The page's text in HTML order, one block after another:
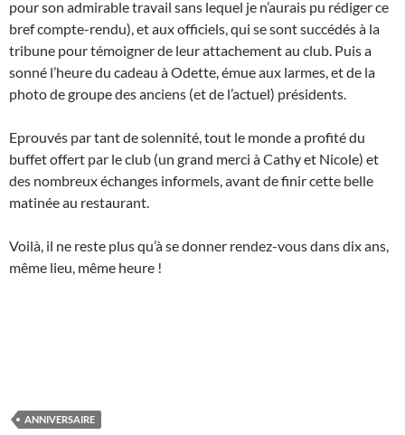
pour son admirable travail sans lequel je n’aurais pu rédiger ce
bref compte-rendu), et aux officiels, qui se sont succédés à la
tribune pour témoigner de leur attachement au club. Puis a
sonné l’heure du cadeau à Odette, émue aux larmes, et de la
photo de groupe des anciens (et de l’actuel) présidents.
Eprouvés par tant de solennité, tout le monde a profité du
buffet offert par le club (un grand merci à Cathy et Nicole) et
des nombreux échanges informels, avant de finir cette belle
matinée au restaurant.
Voilà, il ne reste plus qu’à se donner rendez-vous dans dix ans,
même lieu, même heure !
ANNIVERSAIRE